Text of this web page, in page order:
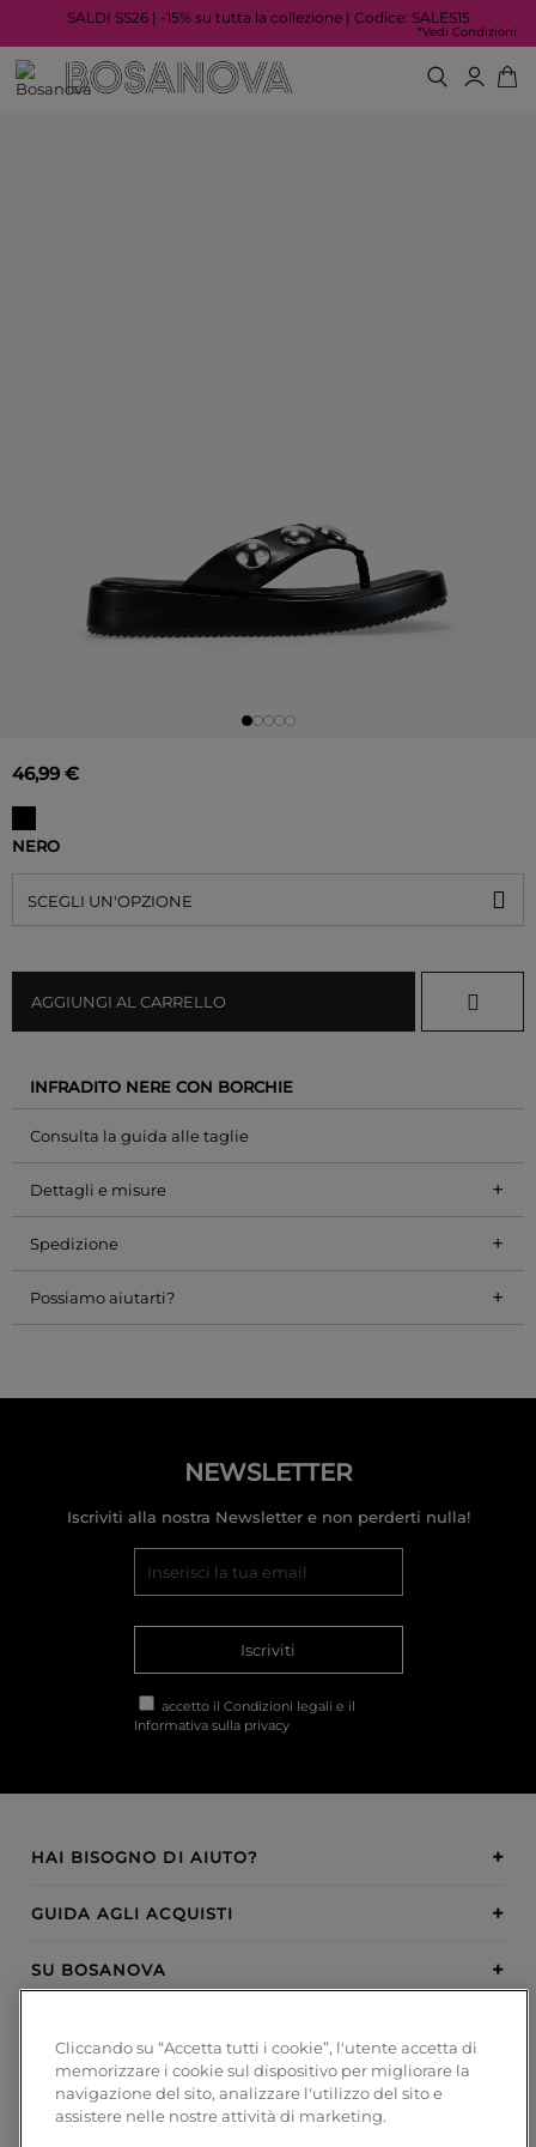
SALDI SS26 | -15% su tutta la collezione | Codice: SALES15
*Vedi Condizioni
46,99 €
NERO
SCEGLI UN'OPZIONE
AGGIUNGI AL CARRELLO
INFRADITO NERE CON BORCHIE
Consulta la guida alle taglie
Dettagli e misure +
Spedizione +
Possiamo aiutarti? +
NEWSLETTER
Iscriviti alla nostra Newsletter e non perderti nulla!
Iscriviti
accetto il Condizioni legali e il
Informativa sulla privacy
HAI BISOGNO DI AIUTO?
GUIDA AGLI ACQUISTI
SU BOSANOVA
METODI DI PAGAMENTO
Cliccando su “Accetta tutti i cookie”, l'utente accetta di
memorizzare i cookie sul dispositivo per migliorare la
navigazione del sito, analizzare l'utilizzo del sito e
assistere nelle nostre attività di marketing.